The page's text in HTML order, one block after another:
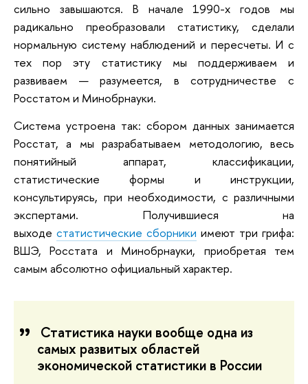
сильно завышаются. В начале 1990-х годов мы
радикально преобразовали статистику, сделали
нормальную систему наблюдений и пересчеты. И с
тех пор эту статистику мы поддерживаем и
развиваем — разумеется, в сотрудничестве с
Росстатом и Минобрнауки.
Система устроена так: сбором данных занимается
Росстат, а мы разрабатываем методологию, весь
понятийный аппарат, классификации,
статистические формы и инструкции,
консультируясь, при необходимости, с различными
экспертами. Получившиеся на
выходе статистические сборники имеют три грифа:
ВШЭ, Росстата и Минобрнауки, приобретая тем
самым абсолютно официальный характер.
Статистика науки вообще одна из
самых развитых областей
экономической статистики в России